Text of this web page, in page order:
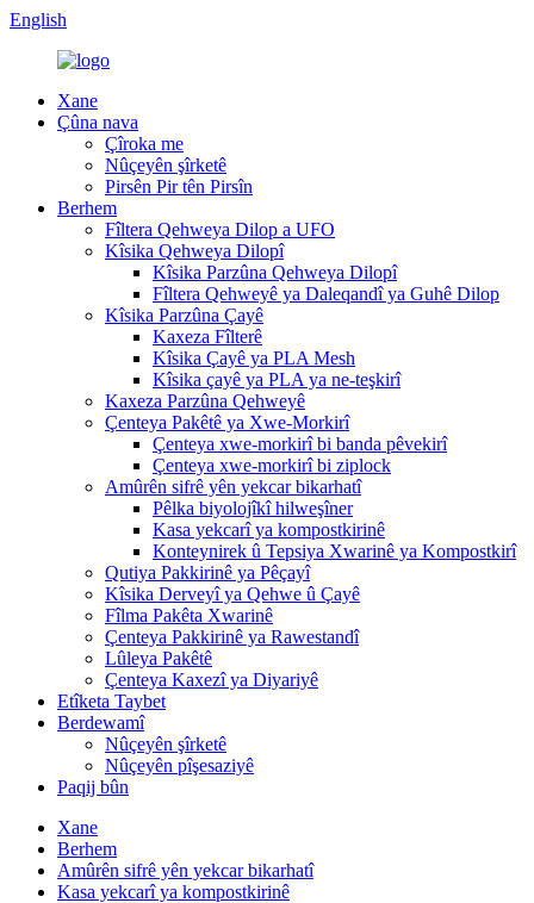
English
Xane
Çûna nava
Çîroka me
Nûçeyên şîrketê
Pirsên Pir tên Pirsîn
Berhem
Fîltera Qehweya Dilop a UFO
Kîsika Qehweya Dilopî
Kîsika Parzûna Qehweya Dilopî
Fîltera Qehweyê ya Daleqandî ya Guhê Dilop
Kîsika Parzûna Çayê
Kaxeza Fîlterê
Kîsika Çayê ya PLA Mesh
Kîsika çayê ya PLA ya ne-teşkirî
Kaxeza Parzûna Qehweyê
Çenteya Pakêtê ya Xwe-Morkirî
Çenteya xwe-morkirî bi banda pêvekirî
Çenteya xwe-morkirî bi ziplock
Amûrên sifrê yên yekcar bikarhatî
Pêlka biyolojîkî hilweşîner
Kasa yekcarî ya kompostkirinê
Konteynirek û Tepsiya Xwarinê ya Kompostkirî
Qutiya Pakkirinê ya Pêçayî
Kîsika Derveyî ya Qehwe û Çayê
Fîlma Pakêta Xwarinê
Çenteya Pakkirinê ya Rawestandî
Lûleya Pakêtê
Çenteya Kaxezî ya Diyariyê
Etîketa Taybet
Berdewamî
Nûçeyên şîrketê
Nûçeyên pîşesaziyê
Paqij bûn
Xane
Berhem
Amûrên sifrê yên yekcar bikarhatî
Kasa yekcarî ya kompostkirinê